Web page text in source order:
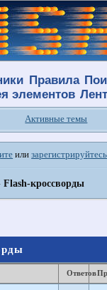
Правила
элементов
Активные темы
илизарегистрируйтесь
Flash-кроссворды
Ответов